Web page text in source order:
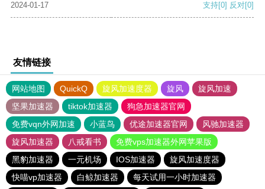
2024-01-17 支持[0] 反对[0]
友情链接
网站地图 QuickQ 旋风加速度器 旋风
旋风加速
坚果加速器
tiktok加速器
狗急加速器官网
免费vqn外网加速
小蓝鸟 优途加速器官网
风驰加速器
旋风加速器
八戒看书
免费vps加速器外网苹果版
黑豹加速器
一元机场 IOS加速器
旋风加速度器
快喵vp加速器
白鲸加速器 每天试用一小时加速器